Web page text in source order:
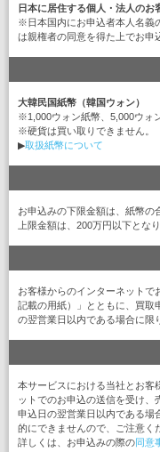
日本に居住する個人・法人のお
※日本国内にお申込者本人名義
は親権者の同意を得た上でお申
大韓民国紙幣（韓国ウォン）
※1,000ウォン紙幣、5,000ウォ
※硬貨は買い取りできません。
▶取扱紙幣について
お申込みの下限金額は、紙幣の
上限金額は、200万円以下となり
お客様からのインターネットで
記載の用紙）」とともに、買取
の翌営業日以内である場合に限
本サービスにおける当社とお客
ットでのお申込の送信を受け
申込日の翌営業日以内である場
的にできませんので、ご注意く
詳しくは、お申込みの際の同意